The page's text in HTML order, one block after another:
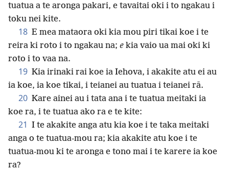
tuatua a te aronga pakari, e tavaitai oki i to ngakau i
toku nei kite.
18 E mea mataora oki kia mou piri tikai koe i te
reira ki roto i to ngakau na; e kia vaio ua mai oki ki
roto i to vaa na.
19 Kia irinaki rai koe ia Iehova, i akakite atu ei au
ia koe, ia koe tikai, i teianei au tuatua i teianei rā.
20 Kare ainei au i tata ana i te tuatua meitaki ia
koe ra, i te tuatua ako ra e te kite:
21 I te akakite anga atu kia koe i te taka meitaki
anga o te tuatua-mou ra; kia akakite atu koe i te
tuatua-mou ki te aronga e tono mai i te karere ia koe
ra?